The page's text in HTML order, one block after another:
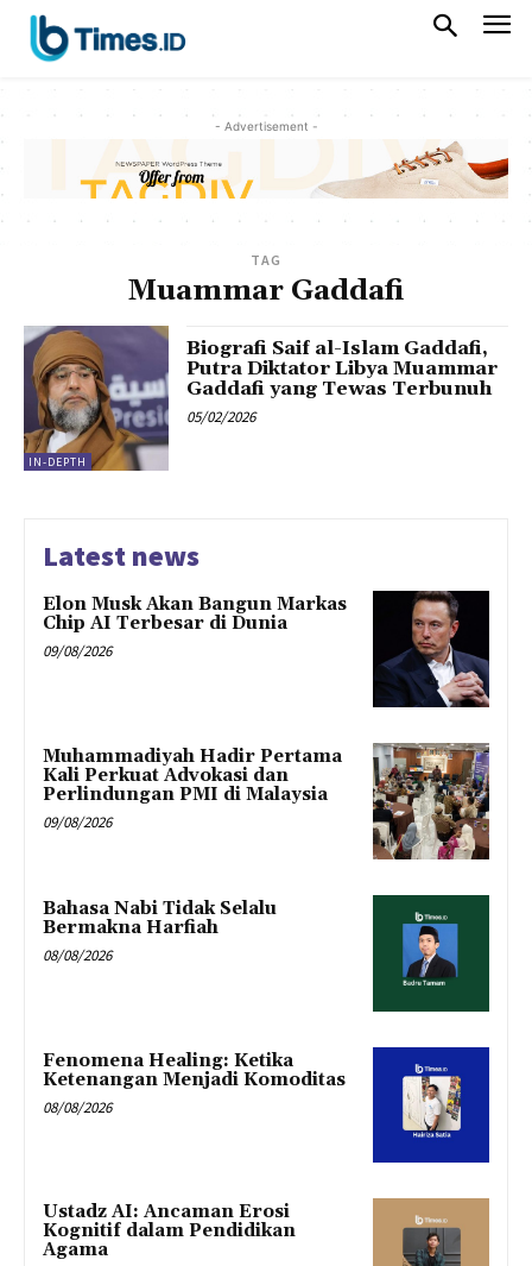
- Advertisement -
TAG
Muammar Gaddafi
IN-DEPTH
Biografi Saif al-Islam Gaddafi,
Putra Diktator Libya Muammar
Gaddafi yang Tewas Terbunuh
05/02/2026
Latest news
Elon Musk Akan Bangun Markas
Chip AI Terbesar di Dunia
09/08/2026
Muhammadiyah Hadir Pertama
Kali Perkuat Advokasi dan
Perlindungan PMI di Malaysia
09/08/2026
Bahasa Nabi Tidak Selalu
Bermakna Harfiah
08/08/2026
Fenomena Healing: Ketika
Ketenangan Menjadi Komoditas
08/08/2026
Ustadz AI: Ancaman Erosi
Kognitif dalam Pendidikan
Agama